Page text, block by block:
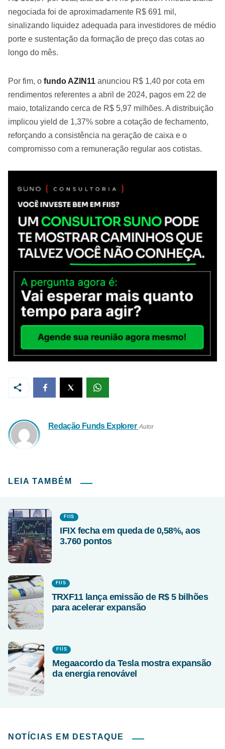
negociada foi de aproximadamente R$ 691 mil,
sinalizando liquidez adequada para investidores de médio
porte e sustentação da formação de preço das cotas ao
longo do mês.
Por fim, o fundo AZIN11 anunciou R$ 1,40 por cota em
rendimentos referentes a abril de 2024, pagos em 22 de
maio, totalizando cerca de R$ 5,97 milhões. A distribuição
implicou yield de 1,37% sobre a cotação de fechamento,
reforçando a consistência na geração de caixa e o
compromisso com a remuneração regular aos cotistas.
Redação Funds Explorer Autor
LEIA TAMBÉM
FIIS
IFIX fecha em queda de 0,58%, aos
3.760 pontos
FIIS
TRXF11 lança emissão de R$ 5 bilhões
para acelerar expansão
FIIS
Megaacordo da Tesla mostra expansão
da energia renovável
NOTÍCIAS EM DESTAQUE